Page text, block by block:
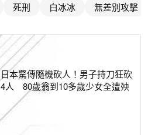
死刑 白冰冰 無差別攻擊
日本驚傳隨機砍人！男子持刀狂砍
4人 80歲翁到10多歲少女全遭殃